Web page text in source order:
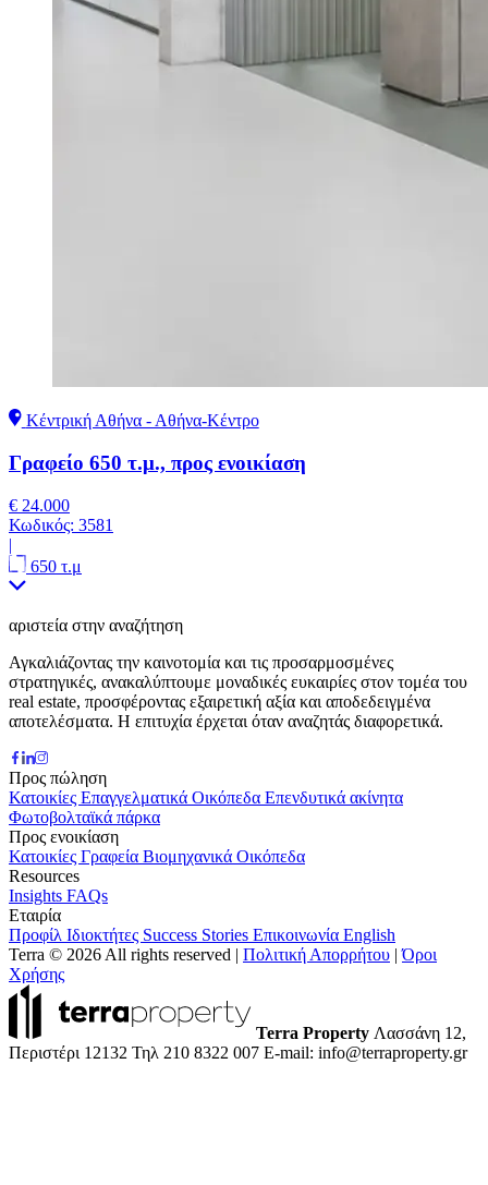
Κέντρική Αθήνα - Αθήνα-Κέντρο
Γραφείο 650 τ.μ., προς ενοικίαση
€ 24.000
Κωδικός: 3581
|
650 τ.μ
αριστεία στην αναζήτηση
Αγκαλιάζοντας την καινοτομία και τις προσαρμοσμένες
στρατηγικές, ανακαλύπτουμε μοναδικές ευκαιρίες στον τομέα του
real estate, προσφέροντας εξαιρετική αξία και αποδεδειγμένα
αποτελέσματα. Η επιτυχία έρχεται όταν αναζητάς διαφορετικά.
Προς πώληση
Κατοικίες Επαγγελματικά Οικόπεδα Επενδυτικά ακίνητα
Φωτοβολταϊκά πάρκα
Προς ενοικίαση
Κατοικίες Γραφεία Βιομηχανικά Οικόπεδα
Resources
Insights FAQs
Εταιρία
Προφίλ Ιδιοκτήτες Success Stories Επικοινωνία English
Terra © 2026 All rights reserved | Πολιτική Απορρήτου |Όροι
Χρήσης
Terra Property Λασσάνη 12,
Περιστέρι 12132 Τηλ 210 8322 007 E-mail: info@terraproperty.gr